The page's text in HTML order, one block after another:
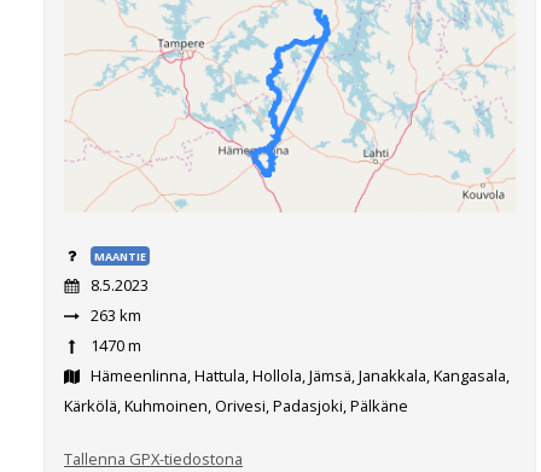
MAANTIE
8.5.2023
263 km
1470 m
Hämeenlinna, Hattula, Hollola, Jämsä, Janakkala, Kangasala,
Kärkölä, Kuhmoinen, Orivesi, Padasjoki, Pälkäne
Tallenna GPX-tiedostona